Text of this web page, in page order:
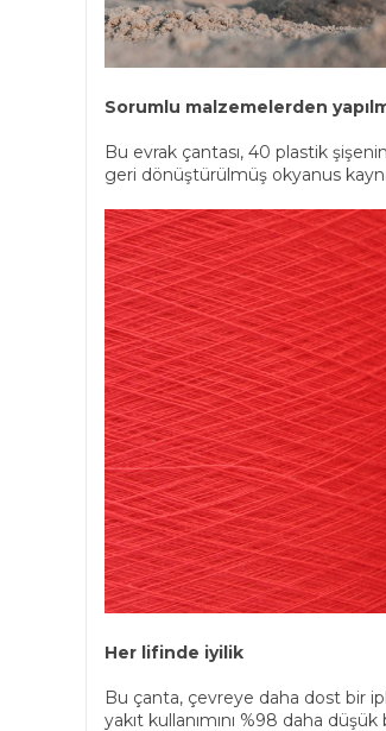
Sorumlu malzemelerden
Bu evrak çantası, 40 plastik
geri dönüştürülmüş okyanus
Her lifinde iyilik
Bu çanta, çevreye daha dost bir
yakıt kullanımını %98 daha